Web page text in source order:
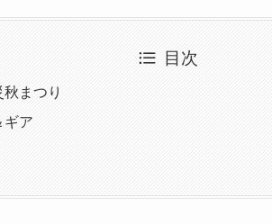
目次
まつり
ギア